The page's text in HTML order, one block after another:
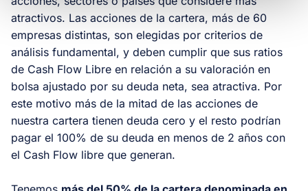
atractivos. Las acciones de la cartera, más de 60
empresas distintas, son elegidas por criterios de
análisis fundamental, y deben cumplir que sus ratios
de Cash Flow Libre en relación a su valoración en
bolsa ajustado por su deuda neta, sea atractiva. Por
este motivo más de la mitad de las acciones de
nuestra cartera tienen deuda cero y el resto podrían
pagar el 100% de su deuda en menos de 2 años con
el Cash Flow libre que generan.